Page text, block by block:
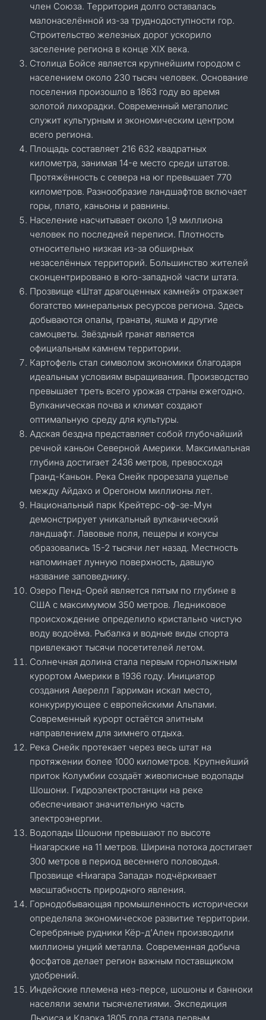
член Союза. Территория долго оставалась
малонаселённой из-за труднодоступности гор.
Строительство железных дорог ускорило
заселение региона в конце XIX века.
Столица Бойсе является крупнейшим городом с
населением около 230 тысяч человек. Основание
поселения произошло в 1863 году во время
золотой лихорадки. Современный мегаполис
служит культурным и экономическим центром
всего региона.
Площадь составляет 216 632 квадратных
километра, занимая 14-е место среди штатов.
Протяжённость с севера на юг превышает 770
километров. Разнообразие ландшафтов включает
горы, плато, каньоны и равнины.
Население насчитывает около 1,9 миллиона
человек по последней переписи. Плотность
относительно низкая из-за обширных
незаселённых территорий. Большинство жителей
сконцентрировано в юго-западной части штата.
Прозвище «Штат драгоценных камней» отражает
богатство минеральных ресурсов региона. Здесь
добываются опалы, гранаты, яшма и другие
самоцветы. Звёздный гранат является
официальным камнем территории.
Картофель стал символом экономики благодаря
идеальным условиям выращивания. Производство
превышает треть всего урожая страны ежегодно.
Вулканическая почва и климат создают
оптимальную среду для культуры.
Адская бездна представляет собой глубочайший
речной каньон Северной Америки. Максимальная
глубина достигает 2436 метров, превосходя
Гранд-Каньон. Река Снейк прорезала ущелье
между Айдахо и Орегоном миллионы лет.
Национальный парк Крейтерс-оф-зе-Мун
демонстрирует уникальный вулканический
ландшафт. Лавовые поля, пещеры и конусы
образовались 15-2 тысячи лет назад. Местность
напоминает лунную поверхность, давшую
название заповеднику.
Озеро Пенд-Орей является пятым по глубине в
США с максимумом 350 метров. Ледниковое
происхождение определило кристально чистую
воду водоёма. Рыбалка и водные виды спорта
привлекают тысячи посетителей летом.
Солнечная долина стала первым горнолыжным
курортом Америки в 1936 году. Инициатор
создания Аверелл Гарриман искал место,
конкурирующее с европейскими Альпами.
Современный курорт остаётся элитным
направлением для зимнего отдыха.
Река Снейк протекает через весь штат на
протяжении более 1000 километров. Крупнейший
приток Колумбии создаёт живописные водопады
Шошони. Гидроэлектростанции на реке
обеспечивают значительную часть
электроэнергии.
Водопады Шошони превышают по высоте
Ниагарские на 11 метров. Ширина потока достигает
300 метров в период весеннего половодья.
Прозвище «Ниагара Запада» подчёркивает
масштабность природного явления.
Горнодобывающая промышленность исторически
определяла экономическое развитие территории.
Серебряные рудники Кёр-д’Ален производили
миллионы унций металла. Современная добыча
фосфатов делает регион важным поставщиком
удобрений.
Индейские племена нез-персе, шошоны и банноки
населяли земли тысячелетиями. Экспедиция